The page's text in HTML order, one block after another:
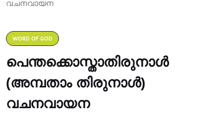
വചനവായന
WORD OF GOD
പെന്തക്കൊസ്താതിരുനാൾ
(അമ്പതാം തിരുനാൾ)
വചനവായന